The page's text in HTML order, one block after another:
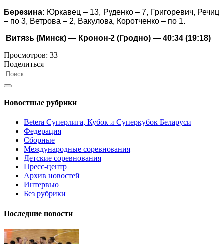
Березина: Юркавец – 13, Руденко – 7, Григоревич, Речиц
– по 3, Ветрова – 2, Вакулова, Коротченко – по 1.
Витязь (Минск) — Кронон-2 (Гродно) — 40:34 (19:18)
Просмотров: 33
Поделиться
Новостные рубрики
Betera Суперлига, Кубок и Суперкубок Беларуси
Федерация
Сборные
Международные соревнования
Детские соревнования
Пресс-центр
Архив новостей
Интервью
Без рубрики
Последние новости